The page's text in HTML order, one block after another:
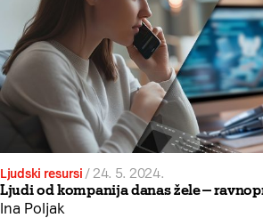
Ljudski resursi / 24. 5. 2024.
Ljudi od kompanija danas žele —
Ina Poljak